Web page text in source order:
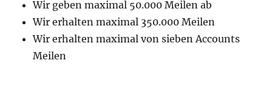
Wir geben maximal 50.000 Meilen ab
Wir erhalten maximal 350.000 Meilen
Wir erhalten maximal von sieben Accounts
Meilen